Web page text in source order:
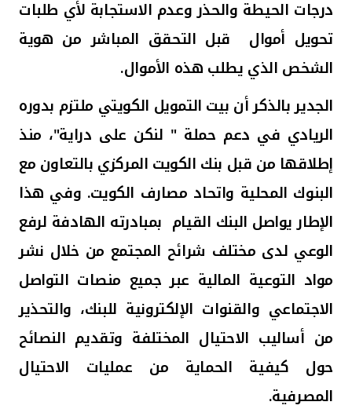
درجات الحيطة والحذر وعدم الاستجابة لأي طلبات
تحويل أموال قبل التحقق المباشر من هوية
الشخص الذي يطلب هذه الأموال.
الجدير بالذكر أن بيت التمويل الكويتي ملتزم بدوره
الريادي في دعم حملة " لنكن على دراية"، منذ
إطلاقها من قبل بنك الكويت المركزي بالتعاون مع
البنوك المحلية واتحاد مصارف الكويت. وفي هذا
الإطار يواصل البنك القيام بمبادرته الهادفة لرفع
الوعي لدى مختلف شرائح المجتمع من خلال نشر
مواد التوعية المالية عبر جميع منصات التواصل
الاجتماعي والقنوات الإلكترونية للبنك، والتحذير
من أساليب الاحتيال المختلفة وتقديم النصائح
حول كيفية الحماية من عمليات الاحتيال
المصرفية.